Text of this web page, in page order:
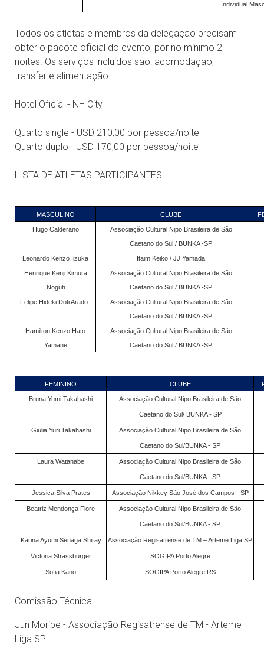
Individual
Todos os atletas e membros da delegação precisam
obter o pacote oficial do evento, por no mínimo 2
noites. Os serviços incluídos são: acomodação,
transfer e alimentação.
Hotel Oficial - NH City
Quarto single - USD 210,00 por pessoa/noite
Quarto duplo - USD 170,00 por pessoa/noite
LISTA DE ATLETAS PARTICIPANTES
MASCULINO CLUBE
Hugo Calderano
Associação Cultural Nipo Brasileira de São
Caetano do Sul / BUNKA -SP
Leonardo Kenzo Iizuka Itaim Keiko / JJ Yamada
Henrique Kenji Kimura
Noguti
Associação Cultural Nipo Brasileira de São
Caetano do Sul / BUNKA -SP
Felipe Hideki Doti Arado
Associação Cultural Nipo Brasileira de São
Caetano do Sul / BUNKA -SP
Hamilton Kenzo Hato
Yamane
Associação Cultural Nipo Brasileira de São
Caetano do Sul / BUNKA -SP
FEMININO CLUBE
Bruna Yumi Takahashi Associação Cultural Nipo Brasileira de São
Caetano do Sul/ BUNKA - SP
Giulia Yuri Takahashi Associação Cultural Nipo Brasileira de São
Caetano do Sul/BUNKA - SP
Laura Watanabe Associação Cultural Nipo Brasileira de São
Caetano do Sul/BUNKA - SP
Jessica Silva Prates Associação Nikkey São José dos Campos - SP
Beatriz Mendonça Fiore Associação Cultural Nipo Brasileira de São
Caetano do Sul/BUNKA - SP
Karina Ayumi Senaga Shiray Associação Regisatrense de TM – Arteme Liga SP
Victoria Strassburger SOGIPA Porto Alegre
Sofia Kano SOGIPA Porto Alegre RS
Comissão Técnica
Jun Moribe - Associação Regisatrense de TM - Arteme
Liga SP